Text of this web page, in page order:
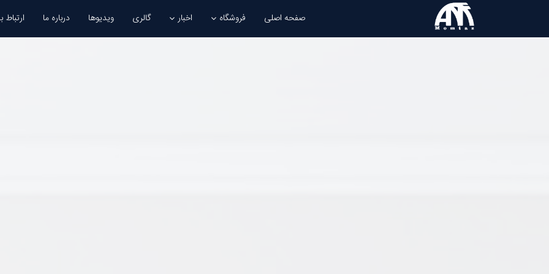
صفحه اصلی فروشگاه اخبار گالری ویدیوها درباره ما ارتباط